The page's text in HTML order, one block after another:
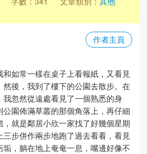
作者主頁
如常一樣在桌子上看報紙，又看見
然後，我到了樓下的公園去散步。在
忽然從遠處看見了一個熟悉的身
園佈滿草叢的那個角落上，再仔細
就是鄰居小欣一家找了好幾個星期
三步併作兩步地跑了過去看看，看見
，躺在地上奄奄一息，嘴邊好像不